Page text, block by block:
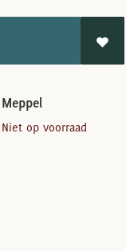
Meppel
Niet op voorraad